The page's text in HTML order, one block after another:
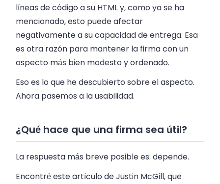
líneas de código a su HTML y, como ya se ha
mencionado, esto puede afectar
negativamente a su capacidad de entrega. Esa
es otra razón para mantener la firma con un
aspecto más bien modesto y ordenado.
Eso es lo que he descubierto sobre el aspecto.
Ahora pasemos a la usabilidad.
¿Qué hace que una firma sea útil?
La respuesta más breve posible es: depende.
Encontré este artículo de Justin McGill, que